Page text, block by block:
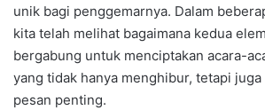
unik bagi penggemarnya. Dalam
kita telah melihat bagaimana kedua
bergabung untuk menciptakan acara-
yang tidak hanya menghibur, tetapi
pesan penting.